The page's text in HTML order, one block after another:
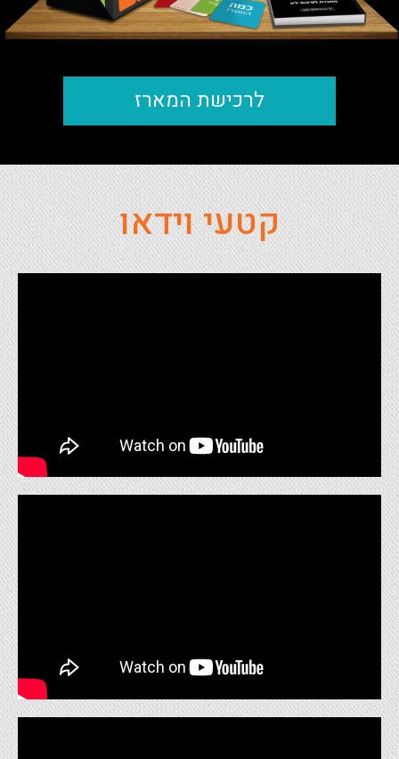
לרכישת המארז
קטעי וידאו